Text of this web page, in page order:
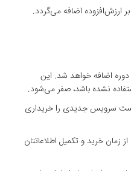
اضافه خواهد شد. این
نشده باشد، صفر می‌شود.
سرویس جدیدی را خریداری
زمان خرید و تکمیل اطلاعاتتان